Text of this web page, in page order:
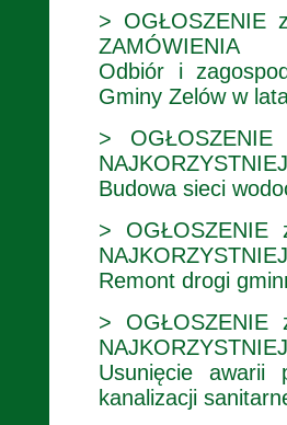
> OGŁOSZENIE
ZAMÓWIENIA
Odbiór i
Gminy Zelów w
>
Budowa sieci
>
Remont drogi
>
Usunięcie awarii
kanalizacji